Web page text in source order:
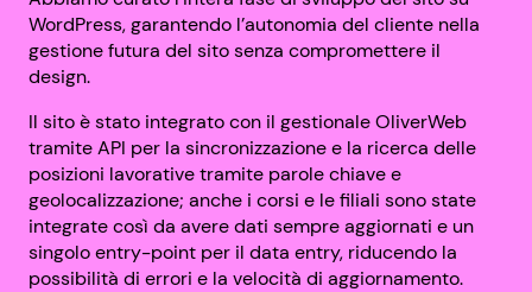
WordPress, garantendo l’autonomia del cliente nella
gestione futura del sito senza compromettere il
design.
Il sito è stato integrato con il gestionale OliverWeb
tramite API per la sincronizzazione e la ricerca delle
posizioni lavorative tramite parole chiave e
geolocalizzazione; anche i corsi e le filiali sono state
integrate così da avere dati sempre aggiornati e un
singolo entry-point per il data entry, riducendo la
possibilità di errori e la velocità di aggiornamento.